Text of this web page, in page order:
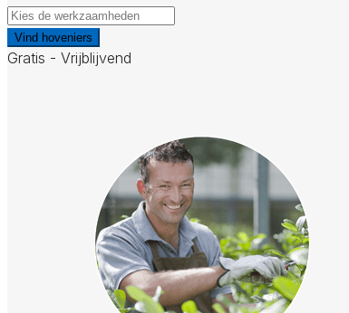
Vind hoveniers
Gratis - Vrijblijvend